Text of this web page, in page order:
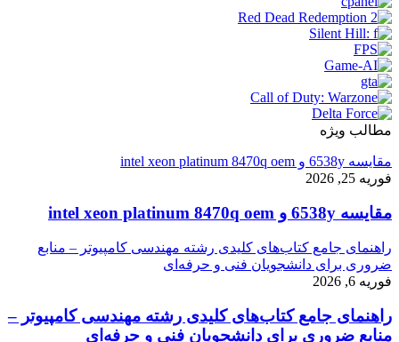
مطالب ویژه
مقایسه 6538y و intel xeon platinum 8470q oem
فوریه 25, 2026
مقایسه 6538y و intel xeon platinum 8470q oem
راهنمای جامع کتاب‌های کلیدی رشته مهندسی کامپیوتر – منابع
ضروری برای دانشجویان فنی و حرفه‌ای
فوریه 6, 2026
راهنمای جامع کتاب‌های کلیدی رشته مهندسی کامپیوتر –
منابع ضروری برای دانشجویان فنی و حرفه‌ای